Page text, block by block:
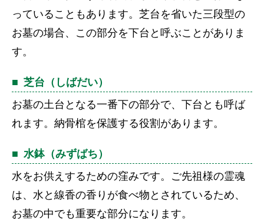
っていることもあります。芝台を省いた三段型の
お墓の場合、この部分を下台と呼ぶことがありま
す。
芝台（しばだい）
お墓の土台となる一番下の部分で、下台とも呼ば
れます。納骨棺を保護する役割があります。
水鉢（みずばち）
水をお供えするための窪みです。ご先祖様の霊魂
は、水と線香の香りが食べ物とされているため、
お墓の中でも重要な部分になります。